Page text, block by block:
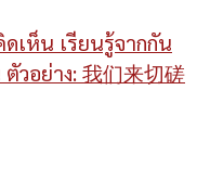
เห็น เรียนรู้จากกัน
อย่าง: 我们来切磋